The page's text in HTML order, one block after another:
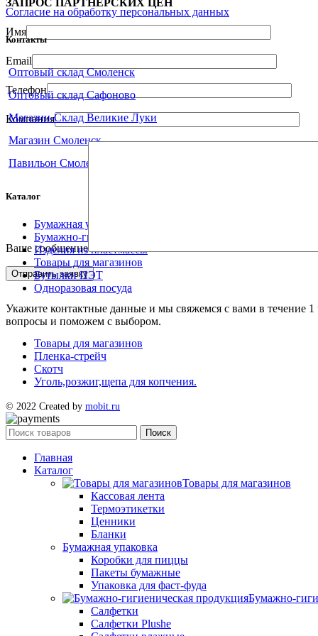
ЗАПРОС ПАРТНЁРСКИХ ЦЕН
Имя
Email
Телефон
Компания
Ваше сообщение
Укажите контактные данные и мы свяжемся с вами в течение 1
вопросы и поможем с выбором.
Согласие на обработку персональных данных
Контакты
Оптовый склад Смоленск
Оптовый склад Сафоново
Магазин-Склад Великие Луки
Магазин Смоленск
Павильон Смоленск
Каталог
Бумажная упаковка
Бумажно-гигиеническая продукция
Изделия из пластмассы
Товары для магазинов
Бутылки ПЭТ
Одноразовая посуда
Товары для магазинов
Пленка-стрейч
Скотч
Уголь,розжиг,щепа для копчения.
© 2022 Created by mobit.ru
Поиск
Главная
Каталог
Товары для магазинов
Кассовая лента
Термоэтикетки
Ценники
Бланки
Бумажная упаковка
Коробки для пиццы
Пакеты бумажные
Упаковка для фаст-фуда
Бумажно-
Салфетки
Салфетки Plushe